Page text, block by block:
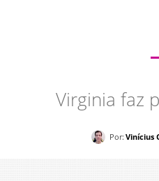
Virginia faz
Por: Vinícius